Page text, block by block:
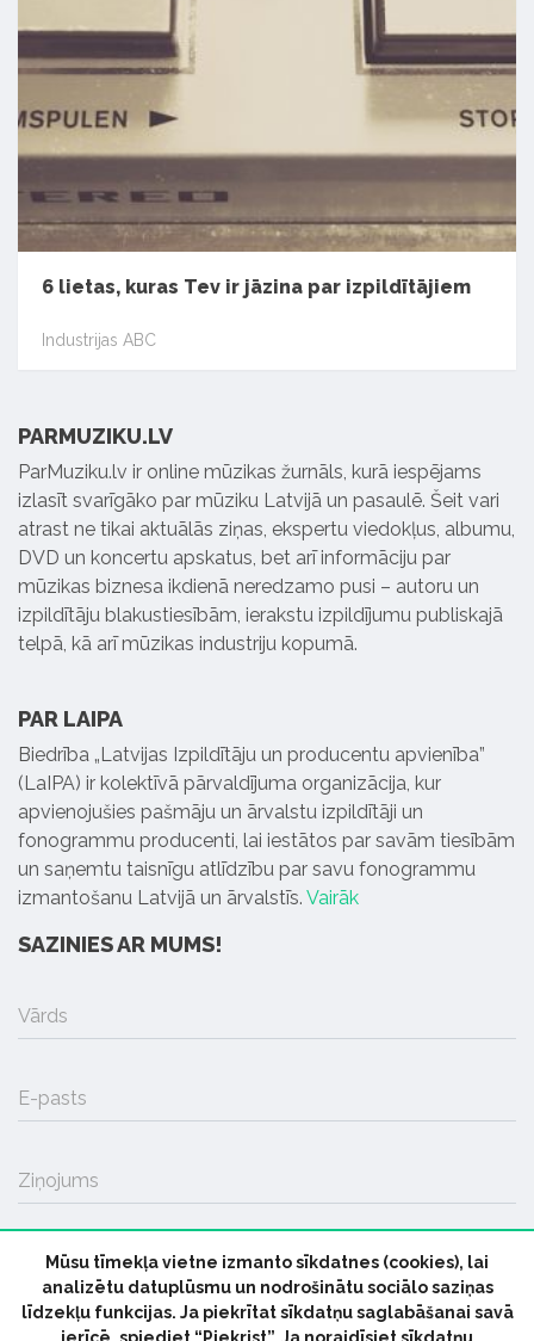
6 lietas, kuras Tev ir jāzina par izpildītājiem
Industrijas ABC
PARMUZIKU.LV
ParMuziku.lv ir online mūzikas žurnāls, kurā iespējams
izlasīt svarīgāko par mūziku Latvijā un pasaulē. Šeit vari
atrast ne tikai aktuālās ziņas, ekspertu viedokļus, albumu,
DVD un koncertu apskatus, bet arī informāciju par
mūzikas biznesa ikdienā neredzamo pusi – autoru un
izpildītāju blakustiesībām, ierakstu izpildījumu publiskajā
telpā, kā arī mūzikas industriju kopumā.
PAR LAIPA
Biedrība „Latvijas Izpildītāju un producentu apvienība”
(LaIPA) ir kolektīvā pārvaldījuma organizācija, kur
apvienojušies pašmāju un ārvalstu izpildītāji un
fonogrammu producenti, lai iestātos par savām tiesībām
un saņemtu taisnīgu atlīdzību par savu fonogrammu
izmantošanu Latvijā un ārvalstīs. Vairāk
SAZINIES AR MUMS!
Vārds
E-pasts
Ziņojums
SŪTĪT
Mūsu tīmekļa vietne izmanto sīkdatnes (cookies), lai
analizētu datuplūsmu un nodrošinātu sociālo saziņas
līdzekļu funkcijas. Ja piekrītat sīkdatņu saglabāšanai savā